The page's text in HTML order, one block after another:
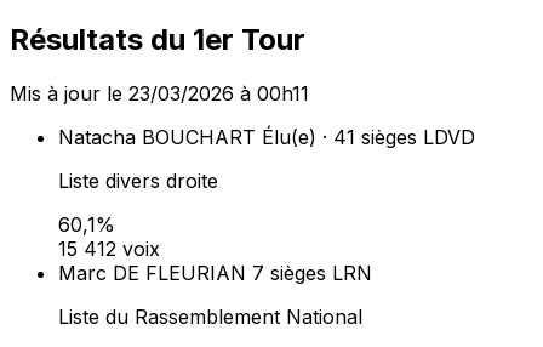
Résultats du 1er Tour
Mis à jour le 23/03/2026 à 00h11
Natacha BOUCHART Élu(e) · 41 sièges LDVD
Liste divers droite
60,1%
15 412 voix
Marc DE FLEURIAN 7 sièges LRN
Liste du Rassemblement National